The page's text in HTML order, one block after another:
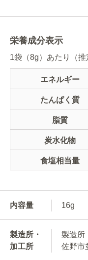
栄養成分表示
1袋（8g）あたり（推
エネルギー
たんぱく質
脂質
炭水化物
食塩相当量
内容量 16g
製造所・
加工所
製造所
佐野市
※東